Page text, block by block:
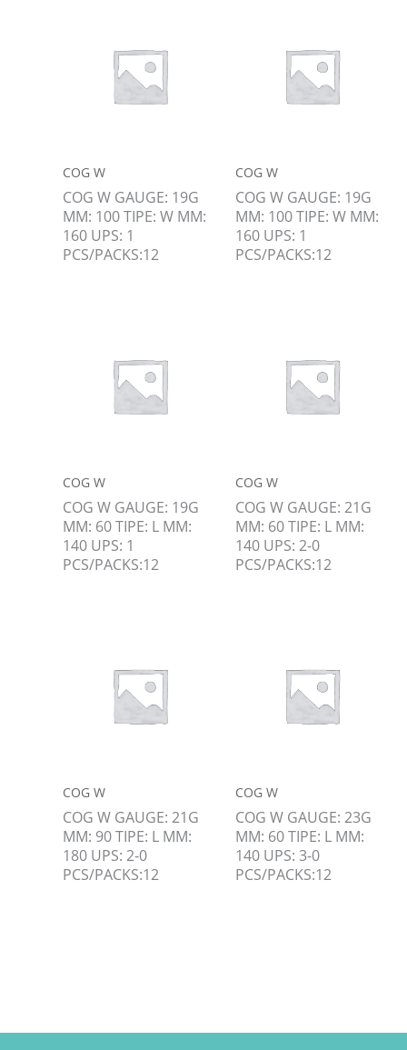
COG W
COG W GAUGE: 19G
MM: 100 TIPE: W MM:
160 UPS: 1
PCS/PACKS:12
COG W
COG W GAUGE: 19G
MM: 100 TIPE: W MM:
160 UPS: 1
PCS/PACKS:12
COG W
COG W GAUGE: 19G
MM: 60 TIPE: L MM:
140 UPS: 1
PCS/PACKS:12
COG W
COG W GAUGE: 21G
MM: 60 TIPE: L MM:
140 UPS: 2-0
PCS/PACKS:12
COG W
COG W GAUGE: 21G
MM: 90 TIPE: L MM:
180 UPS: 2-0
PCS/PACKS:12
COG W
COG W GAUGE: 23G
MM: 60 TIPE: L MM:
140 UPS: 3-0
PCS/PACKS:12